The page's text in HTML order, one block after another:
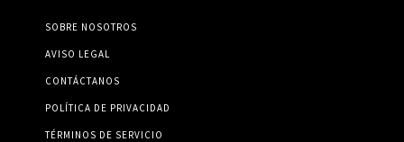
SOBRE NOSOTROS
AVISO LEGAL
CONTÁCTANOS
POLÍTICA DE PRIVACIDAD
TÉRMINOS DE SERVICIO